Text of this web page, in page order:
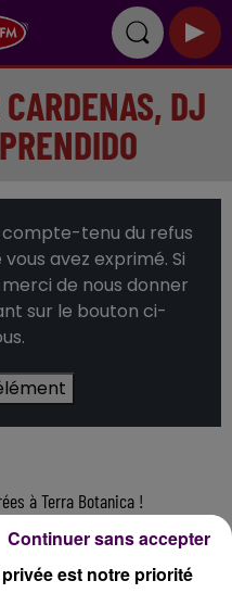
DJ
tenu du refus
avez exprimé. Si
de nous donner
sur le bouton ci-
à Terra Botanica !
est notre priorité
Continuer sans accepter